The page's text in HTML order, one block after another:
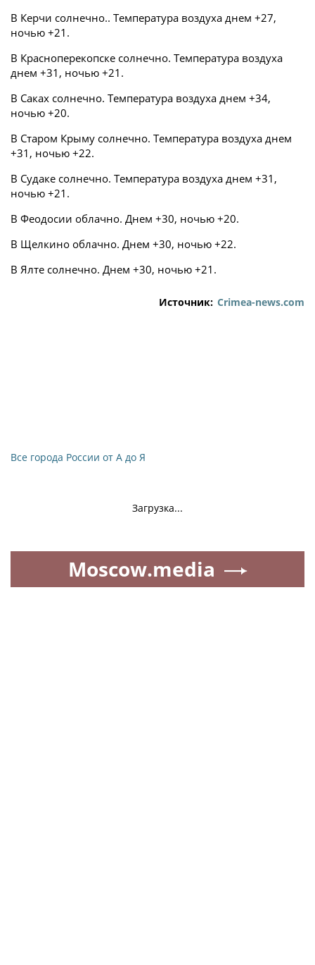
В Керчи солнечно.. Температура воздуха днем +27,
ночью +21.
В Красноперекопске солнечно. Температура воздуха
днем +31, ночью +21.
В Саках солнечно. Температура воздуха днем +34,
ночью +20.
В Старом Крыму солнечно. Температура воздуха днем
+31, ночью +22.
В Судаке солнечно. Температура воздуха днем +31,
ночью +21.
В Феодосии облачно. Днем +30, ночью +20.
В Щелкино облачно. Днем +30, ночью +22.
В Ялте солнечно. Днем +30, ночью +21.
Источник: Crimea-news.com
Все города России от А до Я
Загрузка...
Moscow.media